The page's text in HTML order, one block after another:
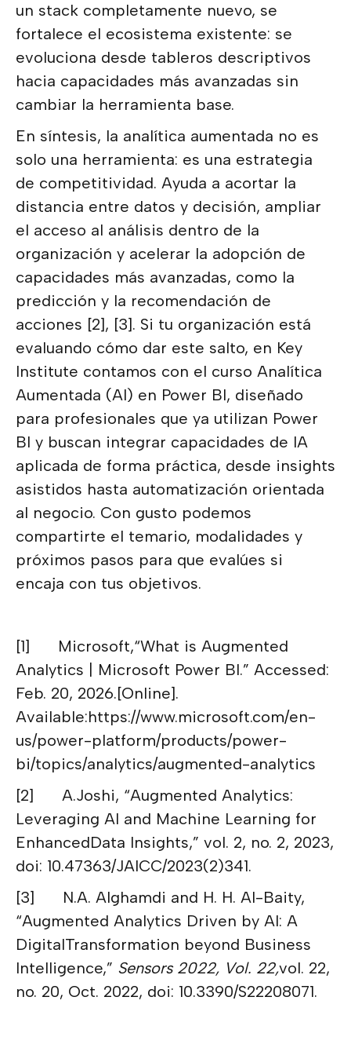
un stack completamente nuevo, se
fortalece el ecosistema existente: se
evoluciona desde tableros descriptivos
hacia capacidades más avanzadas sin
cambiar la herramienta base.
En síntesis, la analítica aumentada no es
solo una herramienta: es una estrategia
de competitividad. Ayuda a acortar la
distancia entre datos y decisión, ampliar
el acceso al análisis dentro de la
organización y acelerar la adopción de
capacidades más avanzadas, como la
predicción y la recomendación de
acciones [2], [3]. Si tu organización está
evaluando cómo dar este salto, en Key
Institute contamos con el curso Analítica
Aumentada (AI) en Power BI, diseñado
para profesionales que ya utilizan Power
BI y buscan integrar capacidades de IA
aplicada de forma práctica, desde insights
asistidos hasta automatización orientada
al negocio. Con gusto podemos
compartirte el temario, modalidades y
próximos pasos para que evalúes si
encaja con tus objetivos.
[1] Microsoft,“What is Augmented
Analytics | Microsoft Power BI.” Accessed:
Feb. 20, 2026.[Online].
Available:https://www.microsoft.com/en-
us/power-platform/products/power-
bi/topics/analytics/augmented-analytics
[2] A.Joshi, “Augmented Analytics:
Leveraging AI and Machine Learning for
EnhancedData Insights,” vol. 2, no. 2, 2023,
doi: 10.47363/JAICC/2023(2)341.
[3] N.A. Alghamdi and H. H. Al-Baity,
“Augmented Analytics Driven by AI: A
DigitalTransformation beyond Business
Intelligence,” Sensors 2022, Vol. 22,vol. 22,
no. 20, Oct. 2022, doi: 10.3390/S22208071.